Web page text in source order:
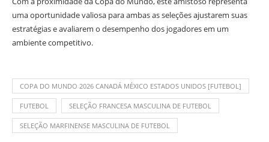
uma oportunidade valiosa para ambas as seleções ajustarem suas
estratégias e avaliarem o desempenho dos jogadores em um
ambiente competitivo.
COPA DO MUNDO 2026 CANADÁ MÉXICO ESTADOS UNIDOS [FUTEBOL]
FUTEBOL SELEÇÃO FRANCESA MASCULINA DE FUTEBOL
SELEÇÃO MARFINENSE MASCULINA DE FUTEBOL